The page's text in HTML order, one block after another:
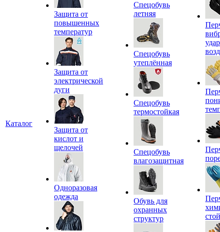
Каталог
Защита от
повышенных
температур
Защита от
электрической
дуги
Защита от
кислот и
щелочей
Одноразовая
одежда
Спецобувь
летняя
Спецобувь
утеплённая
Спецобувь
термостойкая
Спецобувь
влагозащитная
Обувь для
охранных
структур